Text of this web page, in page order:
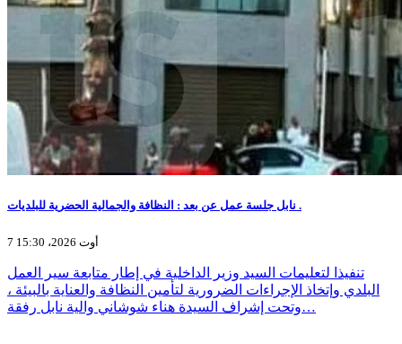
نابل جلسة عمل عن بعد : النظافة والجمالية الحضرية للبلديات .
7 أوت 2026، 15:30
تنفيذا لتعليمات السيد وزير الداخلية في إطار متابعة سير العمل
البلدي وإتخاذ الإجراءات الضرورية لتأمين النظافة والعناية بالبيئة ،
وتحت إشراف السيدة هناء شوشاني والية نابل رفقة…